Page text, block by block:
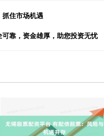
住市场机遇
靠，资金雄厚，助您投资无忧